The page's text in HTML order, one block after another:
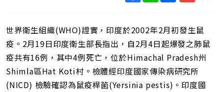
短
網
址
世界衛生組織(WHO)證實，印度於2002年2月初發生鼠
疫。2月19日印度衛生部長指出，自2月4日起爆發之肺鼠
疫共有16例，其中4例死亡，位於Himachal Pradesh州
Shimla區Hat Koti村。檢體經印度國家傳染病研究所
(NICD) 檢驗確認為鼠疫桿菌(Yersinia pestis)。印度國